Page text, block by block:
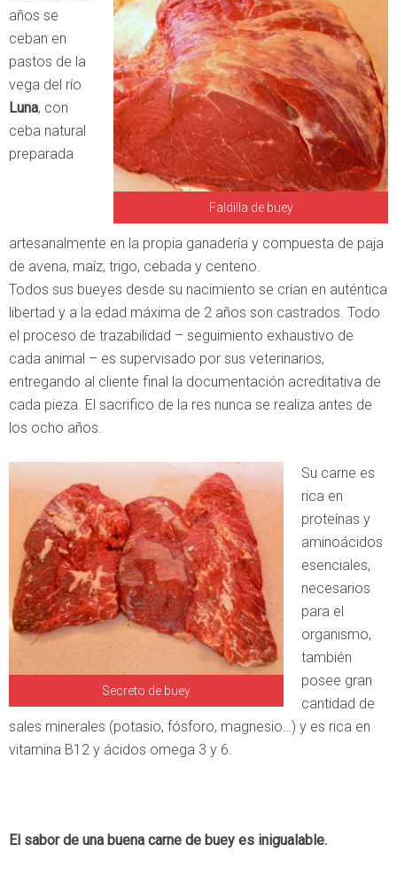
Faldilla de buey
años se
ceban en
pastos de la
vega del río
Luna, con
ceba natural
preparada
artesanalmente en la propia ganadería y compuesta de paja
de avena, maíz, trigo, cebada y centeno.
Todos sus bueyes desde su nacimiento se crían en auténtica
libertad y a la edad máxima de 2 años son castrados. Todo
el proceso de trazabilidad – seguimiento exhaustivo de
cada animal – es supervisado por sus veterinarios,
entregando al cliente final la documentación acreditativa de
cada pieza. El sacrifico de la res nunca se realiza antes de
los ocho años.
Secreto de buey
Su carne es
rica en
proteínas y
aminoácidos
esenciales,
necesarios
para el
organismo,
también
posee gran
cantidad de
sales minerales (potasio, fósforo, magnesio…) y es rica en
vitamina B12 y ácidos omega 3 y 6.
El sabor de una buena carne de buey es inigualable.